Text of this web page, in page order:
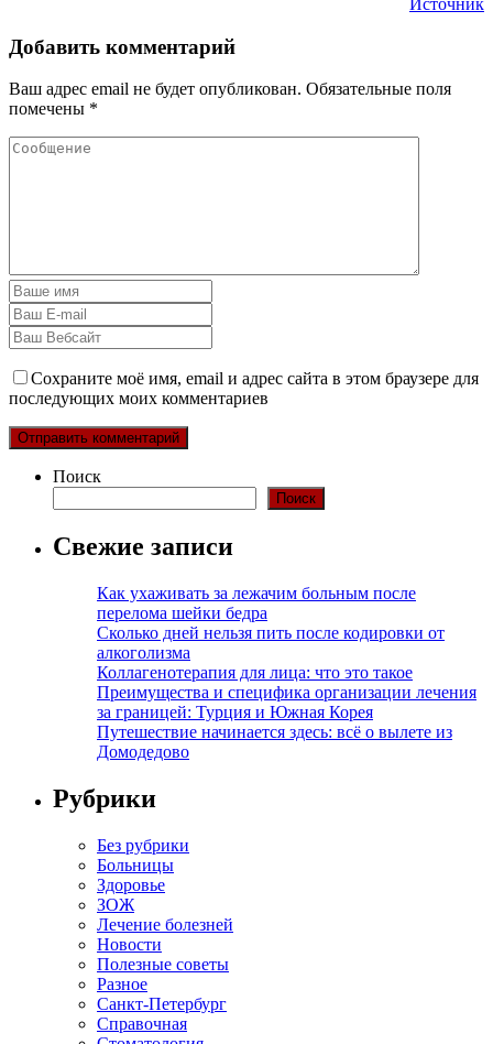
Добавить комментарий
Ваш адрес email не будет опубликован. Обязательные поля
помечены *
Сохраните моё имя, email и адрес сайта в этом браузере для
последующих моих комментариев
Поиск
Поиск
Свежие записи
Как ухаживать за лежачим больным после
перелома шейки бедра
Сколько дней нельзя пить после кодировки от
алкоголизма
Коллагенотерапия для лица: что это такое
Преимущества и специфика организации лечения
за границей: Турция и Южная Корея
Путешествие начинается здесь: всё о вылете из
Домодедово
Рубрики
Без рубрики
Больницы
Здоровье
ЗОЖ
Лечение болезней
Новости
Полезные советы
Разное
Санкт-Петербург
Справочная